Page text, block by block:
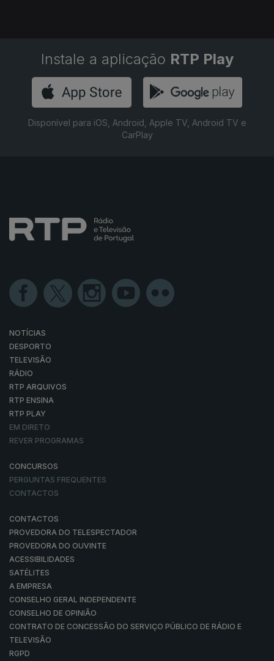
Instale a aplicação RTP Play
Disponível para iOS, Android, Apple TV, Android TV e
CarPlay
NOTÍCIAS
DESPORTO
TELEVISÃO
RÁDIO
RTP ARQUIVOS
RTP ENSINA
RTP PLAY
EM DIRETO
REVER PROGRAMAS
CONCURSOS
PERGUNTAS FREQUENTES
CONTACTOS
CONTACTOS
PROVEDORA DO TELESPECTADOR
PROVEDORA DO OUVINTE
ACESSIBILIDADES
SATÉLITES
A EMPRESA
CONSELHO GERAL INDEPENDENTE
CONSELHO DE OPINIÃO
CONTRATO DE CONCESSÃO DO SERVIÇO PÚBLICO DE RÁDIO E
TELEVISÃO
RGPD